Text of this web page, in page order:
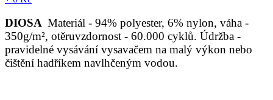
DIOSA Materiál - 94% polyester, 6% nylon, váha -
350g/m², otěruvzdornost - 60.000 cyklů. Údržba -
pravidelné vysávání vysavačem na malý výkon nebo
čištění hadříkem navlhčeným vodou.